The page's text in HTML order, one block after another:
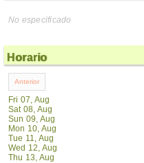
No especificado
Horario
Fri 07, Aug
Sat 08, Aug
Sun 09, Aug
Mon 10, Aug
Tue 11, Aug
Wed 12, Aug
Thu 13, Aug